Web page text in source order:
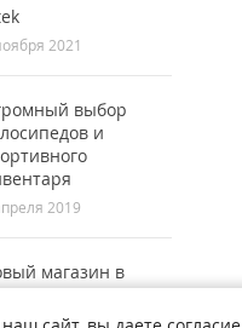
2021
выбор
и
2019
магазин в
Поронайск
2017